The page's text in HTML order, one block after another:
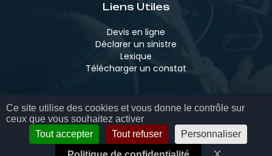
Liens Utiles
Devis en ligne
Déclarer un sinistre
Lexique
Télécharger un constat
MENTIONS LÉGALES
POLITIQUE DE CONFIDENTIALITÉ
GESTION DES COOKIES
Ce site utilise des cookies et vous donne le contrôle sur
ceux que vous souhaitez activer
Tout accepter
Tout refuser
Personnaliser